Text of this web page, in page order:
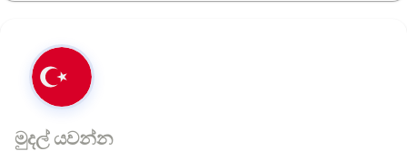
මුදල් යවන්න